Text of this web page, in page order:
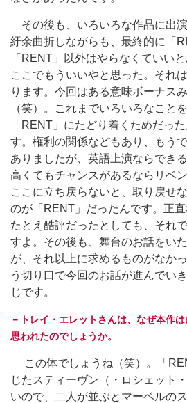
その後も、いろいろな作品に出
紆余曲折しながらも、最終的に「
「RENT」以外はやらなくていい
ここでもういいやと思った。それ
ります。今回はある意味ボーナス
（笑）。これまでいろいろなこと
「RENT」にたどり着くためだっ
す。権利の関係などもあり、もう
ありましたが、英語上演ならでき
高くてもチャンスがあるならリベ
ここに立ち戻らないと、取り戻せ
のが「RENT」だったんです。正
たとえ酷評だったとしても、それ
すよ。その後も、舞台のお話をい
が、それ以上に求めるものがなか
う切り口で今回のお話が進んでい
じです。
－トレイ・エレットさんは、なぜ本作
思われたのでしょうか。
この体でしょうね（笑）。「
じたスティーヴン（・ロシェット
いので、二人が並ぶとマーベルの